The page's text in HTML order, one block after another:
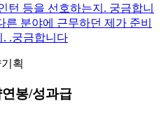
턴 등을 선호하는지. 궁금합니
분야에 근무하던 제가 준비
. .궁금합니다
획
봉/성과급